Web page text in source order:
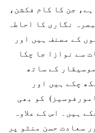
جن کا کام فکشن،
نگاری کا احاطہ
کے مصنف ہیں اور
سے نوازا جا چکا
کے ساتھ
چکے ہیں اور
کو بھی
ہیں۔ اس کے علاوہ
سعادت حسن منٹو پر